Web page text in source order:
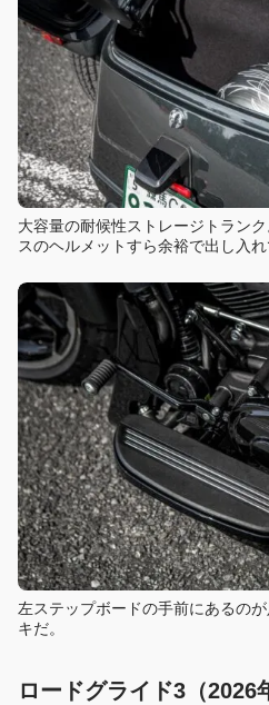
大容量の耐候性ストレージトラン
スのヘルメットすら余裕で出し入れ
左ステップボードの手前にあるの
キだ。
ロードグライド3（2026